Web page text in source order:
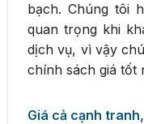
bạch. Chúng tôi
quan trọng khi
dịch vụ, vì vậy
chính sách giá tốt
Giá cả cạnh